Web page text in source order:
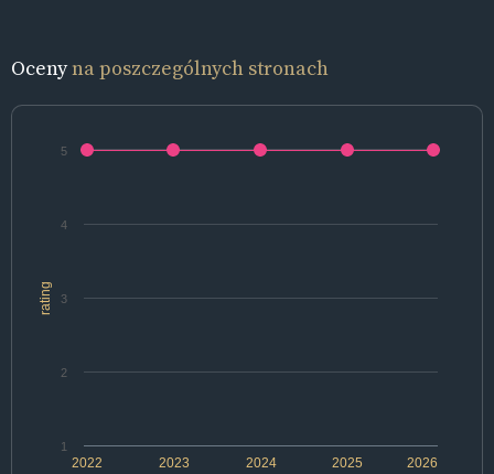
Ocenyna poszczególnych stronach
rating
2022 2024 2026
2023 2025
1
2
3
4
5